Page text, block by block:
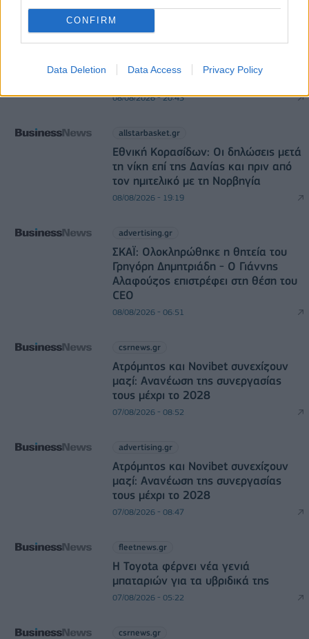
CONFIRM
Data Deletion Data Access Privacy Policy
Αρμάνι Μιλάνο: Το καινούριο της
08/08/2026 - 20:43
allstarbasket.gr
Εθνική Κορασίδων: Οι δηλώσεις μετά
τη νίκη επί της Δανίας και πριν από
τον ημιτελικό με τη Νορβηγία
08/08/2026 - 19:19
advertising.gr
ΣΚΑΪ: Ολοκληρώθηκε η θητεία του
Γρηγόρη Δημητριάδη - Ο Γιάννης
Αλαφούζος επιστρέφει στη θέση του
CEO
08/08/2026 - 06:51
csrnews.gr
Ατρόμητος και Novibet συνεχίζουν
μαζί: Ανανέωση της συνεργασίας
τους μέχρι το 2028
07/08/2026 - 08:52
advertising.gr
Ατρόμητος και Novibet συνεχίζουν
μαζί: Ανανέωση της συνεργασίας
τους μέχρι το 2028
07/08/2026 - 08:47
fleetnews.gr
Η Toyota φέρνει νέα γενιά
μπαταριών για τα υβριδικά της
07/08/2026 - 05:22
csrnews.gr